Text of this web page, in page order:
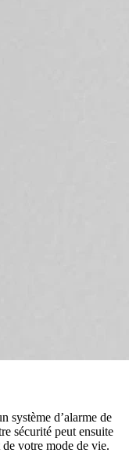
système d’alarme de
sécurité peut ensuite
votre mode de vie.